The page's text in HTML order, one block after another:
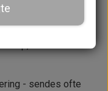
- sendes ofte